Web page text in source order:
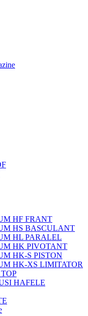
HF FRANT
HS BASCULANT
HL PARALEL
HK PIVOTANT
HK-S PISTON
HK-XS LIMITATOR
HAFELE